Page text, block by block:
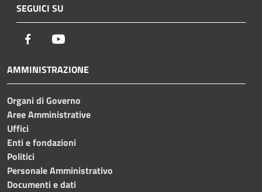
SEGUICI SU
Facebook
AMMINISTRAZIONE
Organi di Governo
Aree Amministrative
Uffici
Enti e fondazioni
Politici
Personale Amministrativo
Documenti e dati